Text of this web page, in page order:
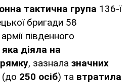
тактична група 136-ї
бригади 58
південного
яка діяла на
, зазнала значних
(до 250 осіб) та втратила